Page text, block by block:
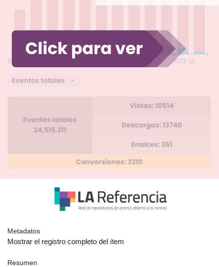
Metadatos
Mostrar el registro completo del ítem
Resumen